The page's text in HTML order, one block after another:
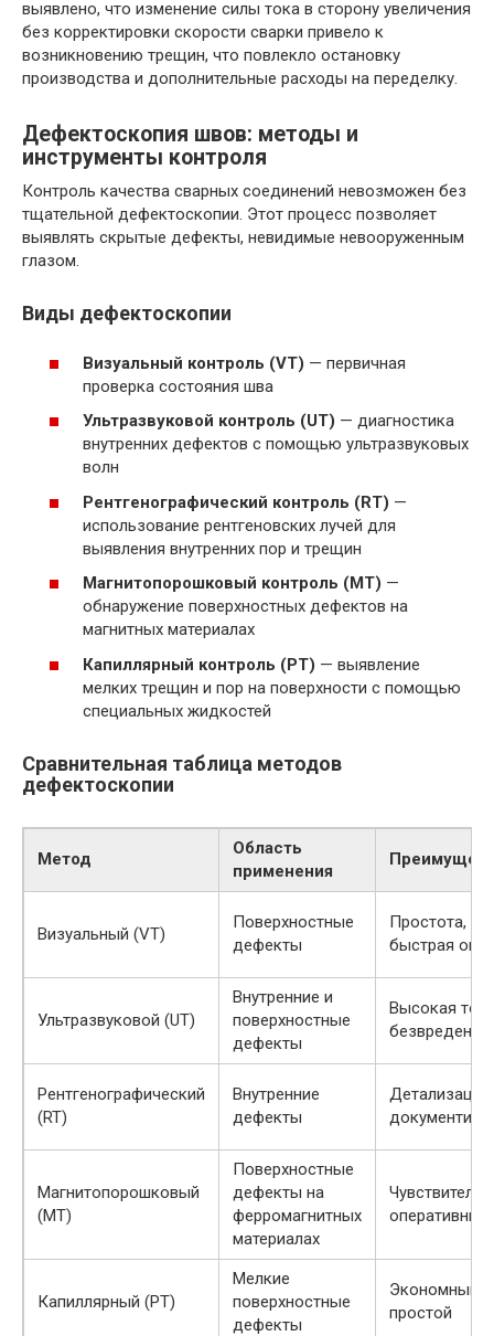
выявлено, что изменение силы тока в сторону увеличения
без корректировки скорости сварки привело к
возникновению трещин, что повлекло остановку
производства и дополнительные расходы на переделку.
Дефектоскопия швов: методы и
инструменты контроля
Контроль качества сварных соединений невозможен без
тщательной дефектоскопии. Этот процесс позволяет
выявлять скрытые дефекты, невидимые невооруженным
глазом.
Виды дефектоскопии
Визуальный контроль (VT) — первичная
проверка состояния шва
Ультразвуковой контроль (UT) — диагностика
внутренних дефектов с помощью ультразвуковых
волн
Рентгенографический контроль (RT) —
использование рентгеновских лучей для
выявления внутренних пор и трещин
Магнитопорошковый контроль (MT) —
обнаружение поверхностных дефектов на
магнитных материалах
Капиллярный контроль (PT) — выявление
мелких трещин и пор на поверхности с помощью
специальных жидкостей
Сравнительная таблица методов
дефектоскопии
Метод
Область
применения
Визуальный (VT)
Поверхностные
дефекты
Простота,
быстрая
Ультразвуковой (UT)
Внутренние и
поверхностные
дефекты
Высокая
безвреден
Рентгенографический
(RT)
Внутренние
дефекты
Детализация,
Магнитопорошковый
(MT)
Поверхностные
дефекты на
ферромагнитных
материалах
оперативный
Капиллярный (PT)
Мелкие
поверхностные
дефекты
Экономный,
простой